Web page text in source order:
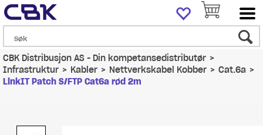
CBK Distribusjon AS - Din kompetansedistributør>
Infrastruktur>Kabler>Nettverkskabel Kobber>Cat.6a>
LinkIT Patch S/FTP Cat6a rød 2m